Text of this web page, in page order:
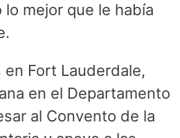
mejor que le había
en Fort Lauderdale,
en el Departamento
al Convento de la